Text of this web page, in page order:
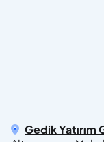
Gedik Yatırım